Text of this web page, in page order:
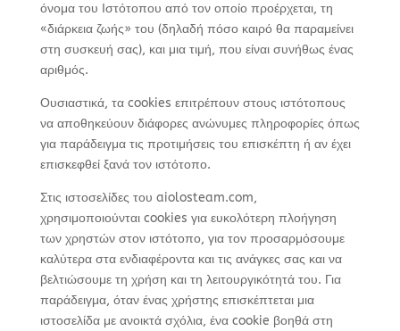
όνομα του Ιστότοπου από τον οποίο προέρχεται, τη
«διάρκεια ζωής» του (δηλαδή πόσο καιρό θα παραμείνει
στη συσκευή σας), και μια τιμή, που είναι συνήθως ένας
αριθμός.
Ουσιαστικά, τα cookies επιτρέπουν στους ιστότοπους
να αποθηκεύουν διάφορες ανώνυμες πληροφορίες όπως
για παράδειγμα τις προτιμήσεις του επισκέπτη ή αν έχει
επισκεφθεί ξανά τον ιστότοπο.
Στις ιστοσελίδες του aiolosteam.com,
χρησιμοποιούνται cookies για ευκολότερη πλοήγηση
των χρηστών στον ιστότοπο, για τον προσαρμόσουμε
καλύτερα στα ενδιαφέροντα και τις ανάγκες σας και να
βελτιώσουμε τη χρήση και τη λειτουργικότητά του. Για
παράδειγμα, όταν ένας χρήστης επισκέπτεται μια
ιστοσελίδα με ανοικτά σχόλια, ένα cookie βοηθά στη